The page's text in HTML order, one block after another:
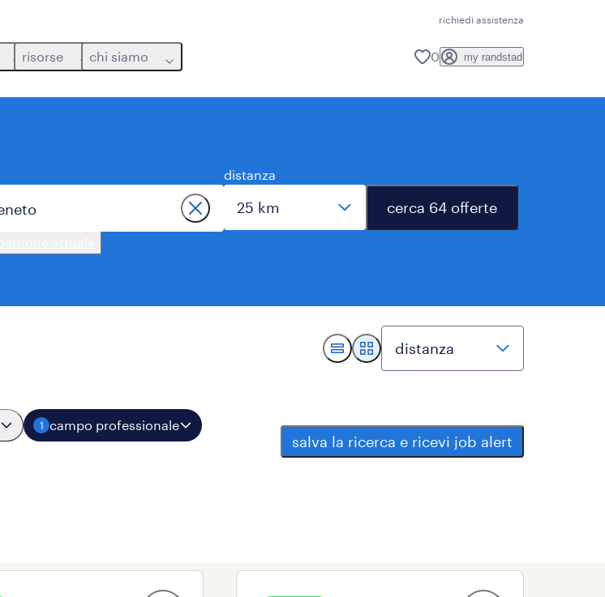
richiedi assistenza
risorse chi siamo 0 my randstad
distanza
cerca 64 offerte
1 campo professionale
salva la ricerca e ricevi job alert